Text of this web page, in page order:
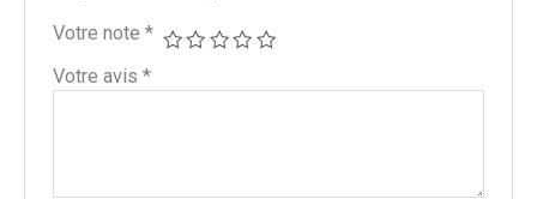
Votre note *
Votre avis *